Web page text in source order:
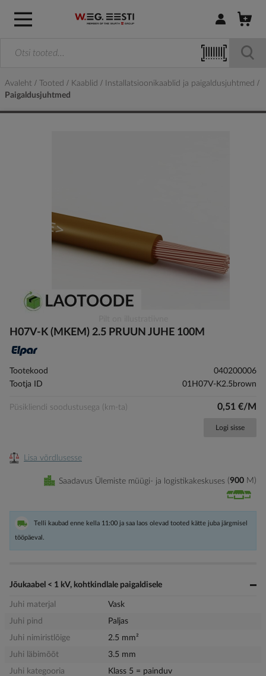
Logi sisse /
Avaleht Tooted Kaablid
Installatsioonikaablid ja paigaldusjuhtmed
Paigaldusjuhtmed
to
beginning
of
images
gallery
H07V-K (MKEM) 2.5 PRUUN JUHE 100M
Tootekood
040200006
Tootja ID
01H07V-K2.5brown
Püsikliendi soodustusega (km-ta) 0,51 €/M
Logi sisse
Lisa võrdlusesse
Saadavus Ülemiste müügi- ja logistikakeskuses 900 M
Telli kaubad enne kella 11:00 ja saa laos olevad tooted kätte juba järgmisel
tööpäeval.
Jõukaabel < 1 kV, kohtkindlale paigaldisele
Juhi materjal
Vask
Juhi pind
Paljas
Juhi nimiristlõige
2.5 mm²
Juhi läbimõõt
3.5 mm
Juhi kategooria
Klass 5 = painduv